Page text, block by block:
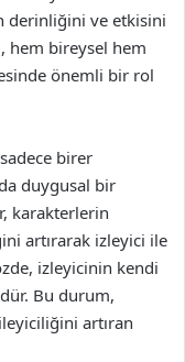
derinliğini ve etkisini
hem bireysel hem
önemli bir rol
birer
duygusal bir
karakterlerin
artırarak izleyici ile
izleyicinin kendi
Bu durum,
artıran